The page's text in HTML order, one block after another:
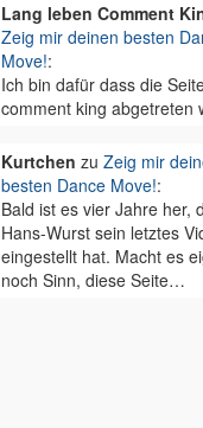
Lang leben Comment
Zeig mir deinen besten
Move!:
Ich bin dafür dass die
comment king abgetreten
Kurtchen zu Zeig mir
besten Dance Move!:
Bald ist es vier Jahre her,
Hans-Wurst sein letztes
eingestellt hat. Macht es
noch Sinn, diese Seite…